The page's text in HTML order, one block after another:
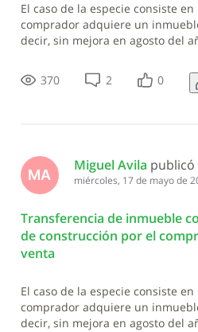
El caso de la especie consiste
comprador adquiere un
decir, sin mejora en agosto del
transferencia inmobiliaria de
DGII sin construcción valía
370 2 0
MA
Miguel Avila
miércoles, 17 de mayo de
Transferencia de inmueble
de construcción por el
venta
El caso de la especie consiste
comprador adquiere un
decir, sin mejora en agosto del